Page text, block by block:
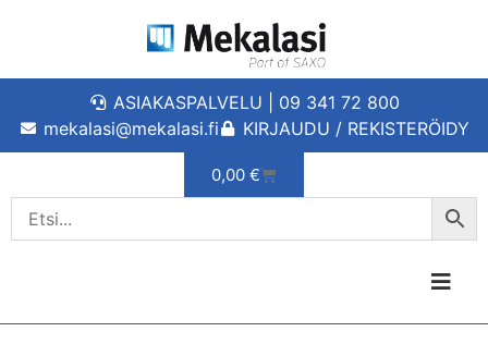
ASIAKASPALVELU | 09 341 72 800
mekalasi@mekalasi.fi
KIRJAUDU / REKISTERÖIDY
0,00 €